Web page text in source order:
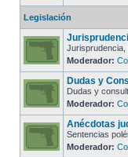
Legislación
Jurisprudencia,
Moderador:
Dudas y
Dudas y
Moderador:
Anécdotas
Sentencias
Moderador: